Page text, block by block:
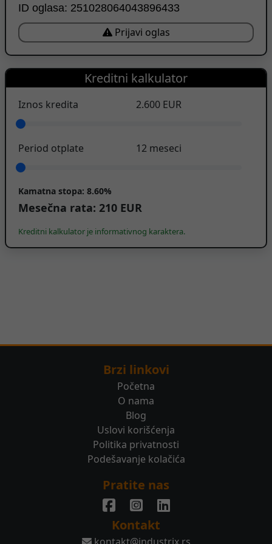
ID oglasa: 251028064043896433
Prijavi oglas
Kreditni kalkulator
Iznos kredita 2.600 EUR
Period otplate 12 meseci
Kamatna stopa: 8.60%
Mesečna rata: 210 EUR
Kreditni kalkulator je informativnog karaktera.
Brzi linkovi
Početna
O nama
Blog
Uslovi korišćenja
Politika privatnosti
Podešavanje kolačića
Pratite nas
Kontakt